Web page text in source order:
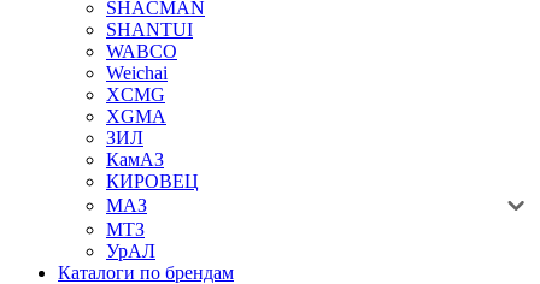
SHACMAN
SHANTUI
WABCO
Weichai
XCMG
XGMA
ЗИЛ
КамАЗ
КИРОВЕЦ
МАЗ
МТЗ
УрАЛ
Каталоги по брендам